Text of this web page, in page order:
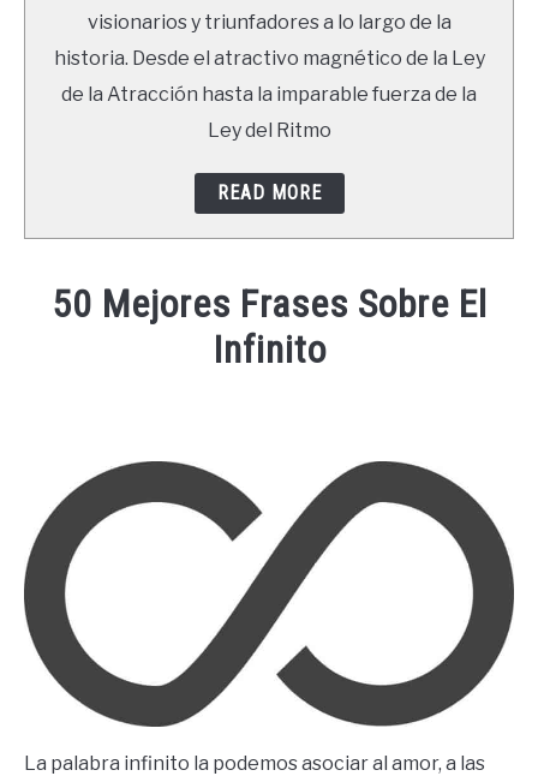
visionarios y triunfadores a lo largo de la
historia. Desde el atractivo magnético de la Ley
de la Atracción hasta la imparable fuerza de la
Ley del Ritmo
READ MORE
50 Mejores Frases Sobre El
Infinito
Frases
La palabra infinito la podemos asociar al amor, a las